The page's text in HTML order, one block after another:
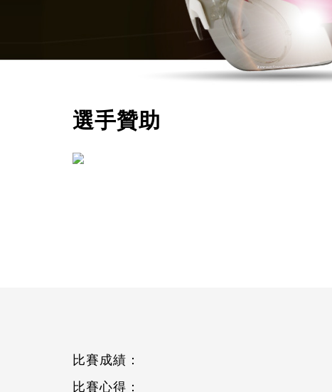
選手贊助
比賽成績：
比賽心得：